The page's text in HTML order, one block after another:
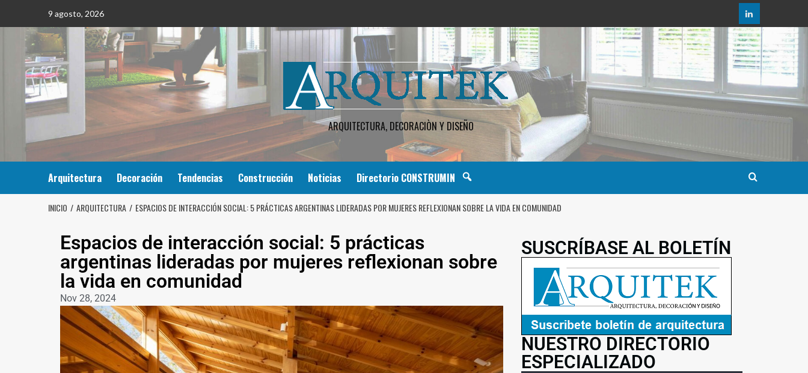
9 agosto, 2026
ARQUITECTURA, DECORACIÒN Y DISEÑO
Arquitectura Decoración Tendencias Construcción Noticias Directorio CONSTRUMIN
INICIO ARQUITECTURA ESPACIOS DE INTERACCIÓN SOCIAL: 5 PRÁCTICAS ARGENTINAS LIDERADAS POR MUJERES REFLEXIONAN SOBRE LA VIDA EN COMUNIDAD
Espacios de interacción social: 5 prácticas
argentinas lideradas por mujeres reflexionan sobre
la vida en comunidad
Nov 28, 2024
SUSCRÍBASE AL BOLETÍN
NUESTRO DIRECTORIO
ESPECIALIZADO